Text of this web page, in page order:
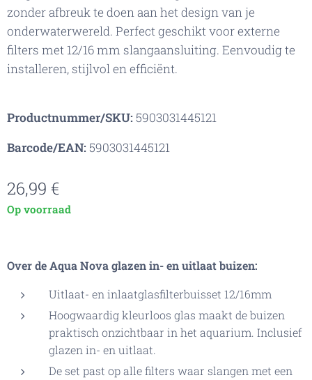
zonder afbreuk te doen aan het design van je
onderwaterwereld. Perfect geschikt voor externe
filters met 12/16 mm slangaansluiting. Eenvoudig te
installeren, stijlvol en efficiënt.
Productnummer/SKU: 5903031445121
Barcode/EAN: 5903031445121
26,99 €
Op voorraad
Over de Aqua Nova glazen in- en uitlaat buizen:
Uitlaat- en inlaatglasfilterbuisset 12/16mm
Hoogwaardig kleurloos glas maakt de buizen
praktisch onzichtbaar in het aquarium. Inclusief
glazen in- en uitlaat.
De set past op alle filters waar slangen met een